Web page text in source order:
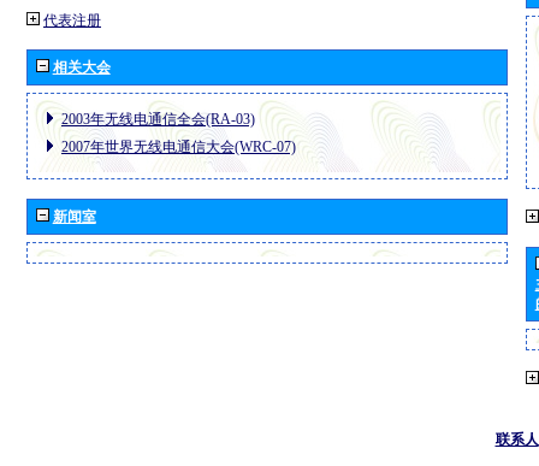
代表注册
相关大会
2003年无线电通信全会(RA-03)
2007年世界无线电通信大会(WRC-07)
新闻室
联系人